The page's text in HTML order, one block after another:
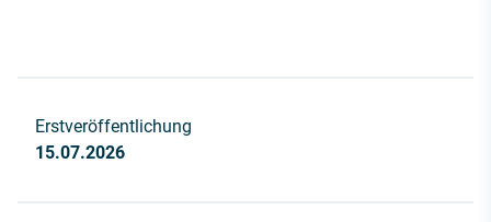
Erstveröffentlichung
15.07.2026